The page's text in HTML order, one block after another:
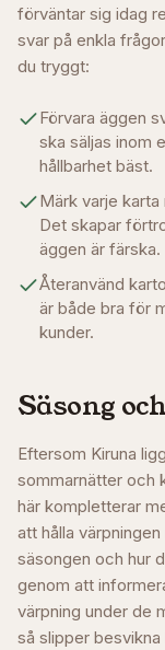
förväntar sig idag
svar på enkla
du tryggt:
Förvara äggen
ska säljas inom
hållbarhet bäst.
Märk varje
Det skapar
äggen är färska.
Återanvänd
är både bra för
kunder.
Säsong
Eftersom Kiruna
sommarnätter och
här kompletterar
att hålla
säsongen och hur
genom att
värpning under de
så slipper besvikna